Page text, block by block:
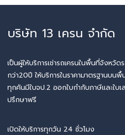
บริษัท 13 เครน จำกัด
เป็นผู้ให้บริการเช่ารถเครนในพื้นที่จังหวั
กว่า20ปี ให้บริการในราคามาตรฐานบน
ทุกคันมีใบจป.2 ออกใบกำกับภาษีและใบเ
ปรึกษาฟรี
เปิดให้บริการทุกวัน 24 ชั่วโมง